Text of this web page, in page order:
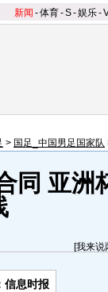
新闻 -体育-S-娱乐-
> 国足_中国男足国家队
同 亚洲
[我来说
信息时报